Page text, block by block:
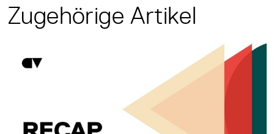
Zugehörige Artikel